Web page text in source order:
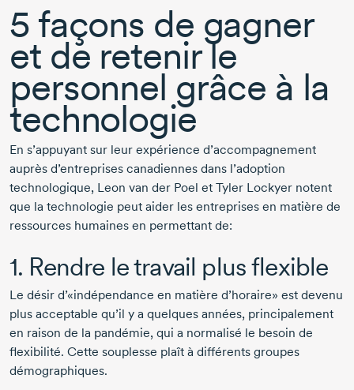
5 façons de gagner
et de retenir le
personnel grâce à la
technologie
En s’appuyant sur leur expérience d’accompagnement
auprès d’entreprises canadiennes dans l’adoption
technologique, Leon van der Poel et Tyler Lockyer notent
que la technologie peut aider les entreprises en matière de
ressources humaines en permettant de:
1. Rendre le travail plus flexible
Le désir d’«indépendance en matière d’horaire» est devenu
plus acceptable qu’il y a quelques années, principalement
en raison de la pandémie, qui a normalisé le besoin de
flexibilité. Cette souplesse plaît à différents groupes
démographiques.